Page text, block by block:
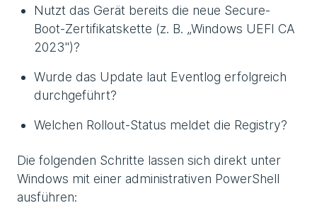
Nutzt das Gerät bereits die neue Secure-
Boot-Zertifikatskette (z. B. „Windows UEFI CA
2023")?
Wurde das Update laut Eventlog erfolgreich
durchgeführt?
Welchen Rollout-Status meldet die Registry?
Die folgenden Schritte lassen sich direkt unter
Windows mit einer administrativen PowerShell
ausführen: